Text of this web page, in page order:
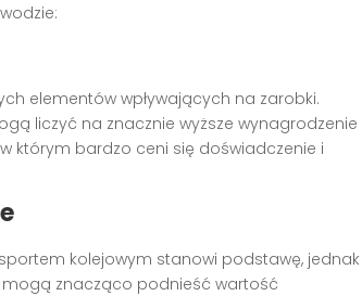
elementów wpływających na zarobki.
liczyć na znacznie wyższe wynagrodzenie
którym bardzo ceni się doświadczenie i
kolejowym stanowi podstawę, jednak
mogą znacząco podnieść wartość